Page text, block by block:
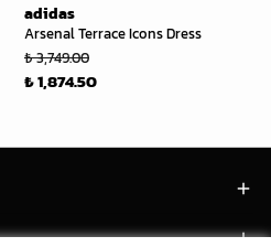
adidas
Arsenal Terrace Icons Dress
₺ 3,749.00
₺ 1,874.50